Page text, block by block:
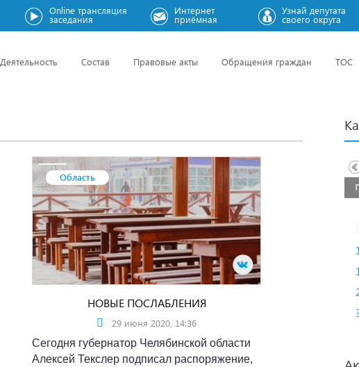
Online трансляция
заседания
Интернет
приёмная
Узнай депутата
своего округа
Деятельность Состав Правовые акты Обращения граждан ТОС
Область
НОВЫЕ ПОСЛАБЛЕНИЯ
29 июня 2020, 14:36
Сегодня губернатор Челябинской области
Алексей Текслер подписал распоряжение,